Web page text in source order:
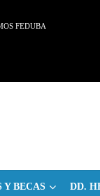
FEDUBA
Y BECAS DD.